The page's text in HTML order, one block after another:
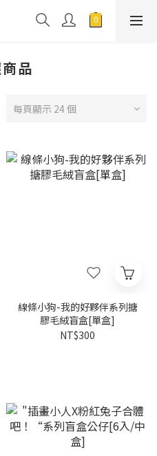
品
每頁顯示 24 個
線條小狗-我的好夥伴系列搪
膠毛絨盲盒[單盒]
NT$300